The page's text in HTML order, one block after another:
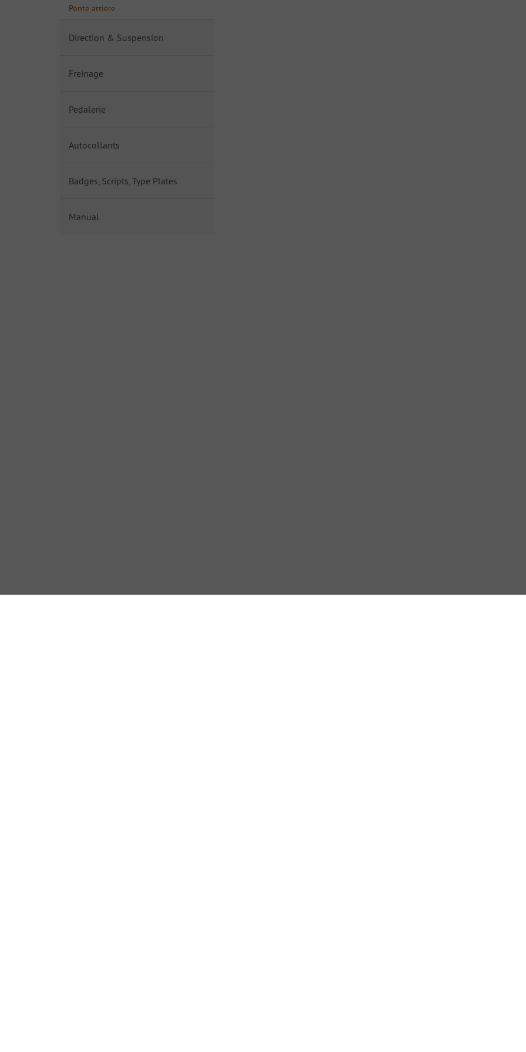
Ponte arriere
Direction & Suspension
Freinage
Pedalerie
Autocollants
Badges, Scripts, Type Plates
Manual